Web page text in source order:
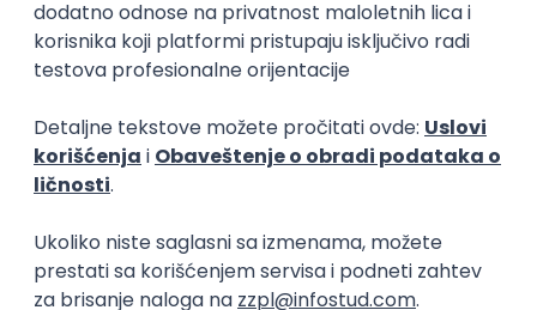
IT IT
Poslovi posle studija
Interior Designer AI
Booscala OÜ
Snimatelj -